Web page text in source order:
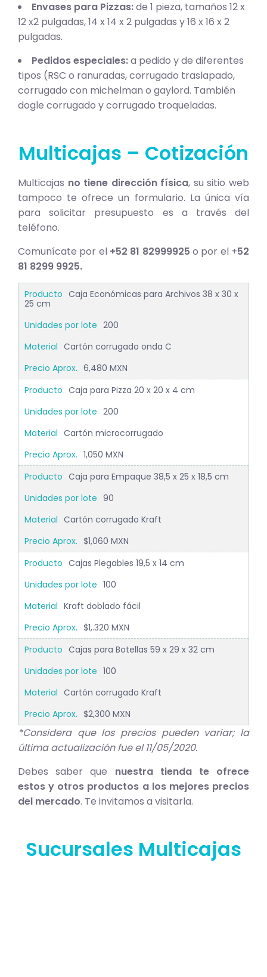
Envases para Pizzas:de 1 pieza, tamaños 12 x
12 x2 pulgadas, 14 x 14 x 2 pulgadas y 16 x 16 x 2
pulgadas.
Pedidos especiales:a pedido y de diferentes
tipos (RSC o ranuradas, corrugado traslapado,
corrugado con michelman o gaylord. También
dogle corrugado y corrugado troqueladas.
Multicajas – Cotización
Multicajas no tiene dirección física, su sitio web
tampoco te ofrece un formulario. La única vía
para solicitar presupuesto es a través del
teléfono.
Comunícate por el +52 81 82999925 o por el +52
81 8299 9925.
Caja Económicas para Archivos 38 x 30 x
25 cm
200
Cartón corrugado onda C
6,480 MXN
Caja para Pizza 20 x 20 x 4 cm
200
Cartón microcorrugado
1,050 MXN
Caja para Empaque 38,5 x 25 x 18,5 cm
90
Cartón corrugado Kraft
$1,060 MXN
Cajas Plegables 19,5 x 14 cm
100
Kraft doblado fácil
$1,.320 MXN
Cajas para Botellas 59 x 29 x 32 cm
100
Cartón corrugado Kraft
$2,300 MXN
*Considera que los precios pueden variar; la
última actualización fue el 11/05/2020.
Debes saber que nuestra tienda te ofrece
estos y otros productos a los mejores precios
del mercado. Te invitamos a visitarla.
Sucursales Multicajas